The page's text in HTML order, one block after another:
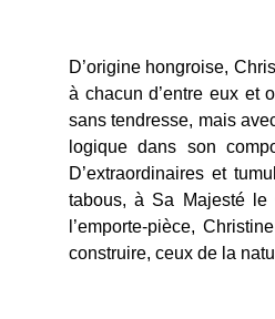
D’origine hongroise,
à chacun d’entre eux et
sans tendresse, mais
logique dans son
D’extraordinaires et
tabous, à Sa Majesté
l’emporte-pièce,
construire, ceux de la